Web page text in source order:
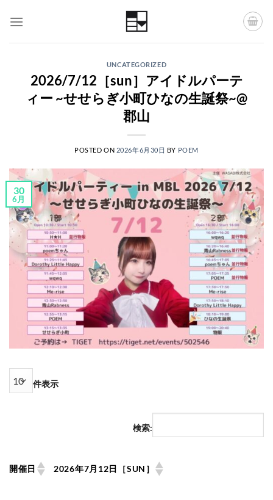
UNCATEGORIZED
2026/7/12［sun］アイドルパーテ
ィー ~せせらぎ小町ひなの生誕祭~@
郡山
POSTED ON 2026年6月30日 BY POEM
30
6月
件表示
検索:
開催日 2026年7月12日［SUN］